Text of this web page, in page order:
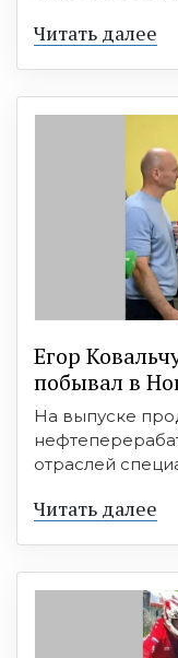
Читать далее
Егор
побывал в
На выпуске
отраслей
Читать далее